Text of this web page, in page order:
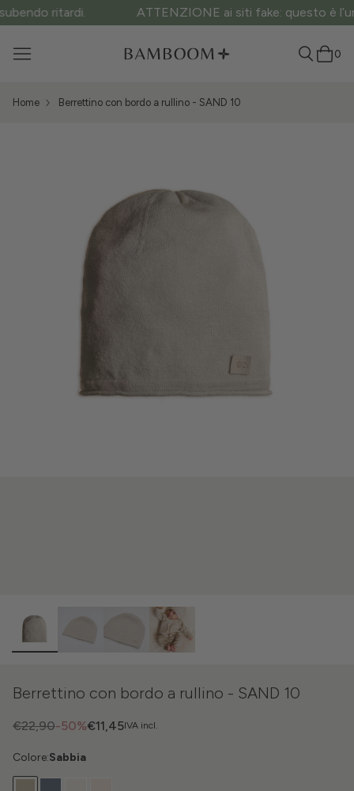
ATTENZIONE ai siti fake: questo è l’unico sito ufficiale.
0
Home Berrettino con bordo a rullino - SAND 10
Berrettino con bordo a rullino - SAND 10
IVA incl.
-50%
€22,90 €11,45
Colore:Sabbia